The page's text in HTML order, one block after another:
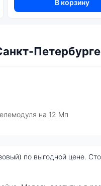
В корзину
Петербурге
на 12 Мп